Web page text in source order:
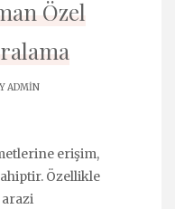
Özel
ADMIN
erişim,
Özellikle